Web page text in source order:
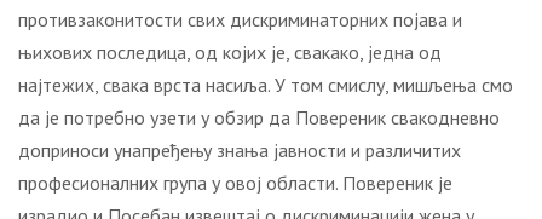
противзаконитости свих дискриминаторних појава и
њихових последица, од којих је, свакако, једна од
најтежих, свака врста насиља. У том смислу, мишљења смо
да је потребно узети у обзир да Повереник свакодневно
доприноси унапређењу знања јавности и различитих
професионалних група у овој области. Повереник је